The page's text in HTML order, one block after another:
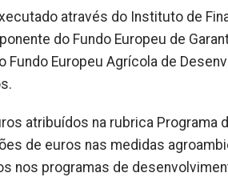
através do Instituto de
do Fundo Europeu de
Fundo Europeu Agrícola de
atribuídos na rubrica Programa
de euros nas medidas
nos programas de